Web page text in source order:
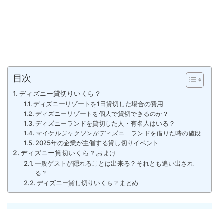
目次
ディズニー貸切りいくら？
ディズニーリゾートを1日貸切した場合の費用
ディズニーリゾートを個人で貸切できるのか？
ディズニーランドを貸切した人・有名人はいる？
マイケルジャクソンがディズニーランドを借りた時の値段
2025年の企業が主催する貸し切りイベント
ディズニー貸切いくら？おまけ
一般ゲストが隠れることは出来る？それとも追い出され
る？
ディズニー貸し切りいくら？まとめ